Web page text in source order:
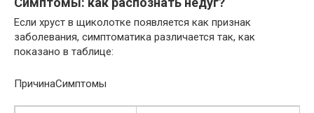
Если хруст в щиколотке появляется как признак
заболевания, симптоматика различается так, как
показано в таблице:
ПричинаСимптомы